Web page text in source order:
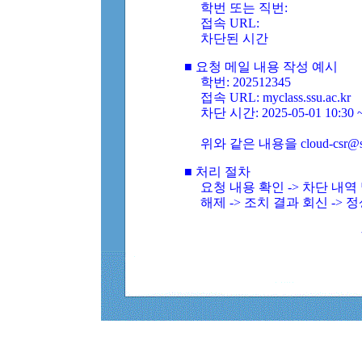
학번 또는 직번:
접속 URL:
차단된 시간
■ 요청 메일 내용 작성 예시
학번: 202512345
접속 URL: myclass.ssu.ac.kr
차단 시간: 2025-05-01 10:30
위와 같은 내용을 cloud-
■ 처리 절차
요청 내용 확인 -> 차단 내
해제 -> 조치 결과 회신 ->